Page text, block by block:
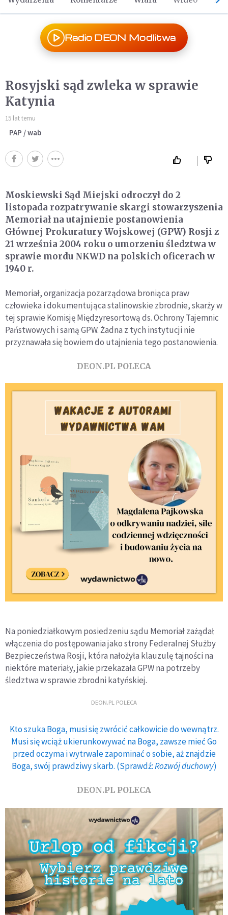
Radio DEON Modlitwa
Rosyjski sąd zwleka w sprawie
Katynia
15 lat temu
PAP / wab
Moskiewski Sąd Miejski odroczył do 2
listopada rozpatrywanie skargi stowarzyszenia
Memoriał na utajnienie postanowienia
Głównej Prokuratury Wojskowej (GPW) Rosji z
21 września 2004 roku o umorzeniu śledztwa w
sprawie mordu NKWD na polskich oficerach w
1940 r.
Memoriał, organizacja pozarządowa broniąca praw
człowieka i dokumentująca stalinowskie zbrodnie, skarży w
tej sprawie Komisję Międzyresortową ds. Ochrony Tajemnic
Państwowych i samą GPW. Żadna z tych instytucji nie
przyznawała się bowiem do utajnienia tego postanowienia.
DEON.PL POLECA
Na poniedziałkowym posiedzeniu sądu Memoriał zażądał
włączenia do postępowania jako strony Federalnej Służby
Bezpieczeństwa Rosji, która nałożyła klauzulę tajności na
niektóre materiały, jakie przekazała GPW na potrzeby
śledztwa w sprawie zbrodni katyńskiej.
DEON.PL POLECA
Kto szuka Boga, musi się zwrócić całkowicie do wewnątrz.
Musi się wciąż ukierunkowywać na Boga, zawsze mieć Go
przed oczyma i wytrwale zapominać o sobie, aż znajdzie
Boga, swój prawdziwy skarb. (Sprawdź:Rozwój duchowy)
DEON.PL POLECA